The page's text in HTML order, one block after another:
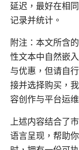
延迟，最好在相
记录并统计。
附注：本文所含
性文本中自然嵌
与优惠，但请自
接并选择购买，
容创作与平台运
上述内容结合了
语言呈现，帮助